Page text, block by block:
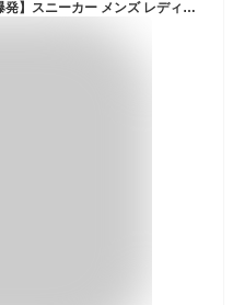
【15冠獲得 特別価格2,980円 人気大爆発】スニーカー メンズ レディース 厚底 軽量 シューズ 黒 白 ランニングシューズ エアクッション ジョギングシューズ 通気性 運動靴 ダイエットトレーニングシューズ 外反母趾 ジム 高校生 疲れない 衝撃吸収 蒸れない 40代男女兼用